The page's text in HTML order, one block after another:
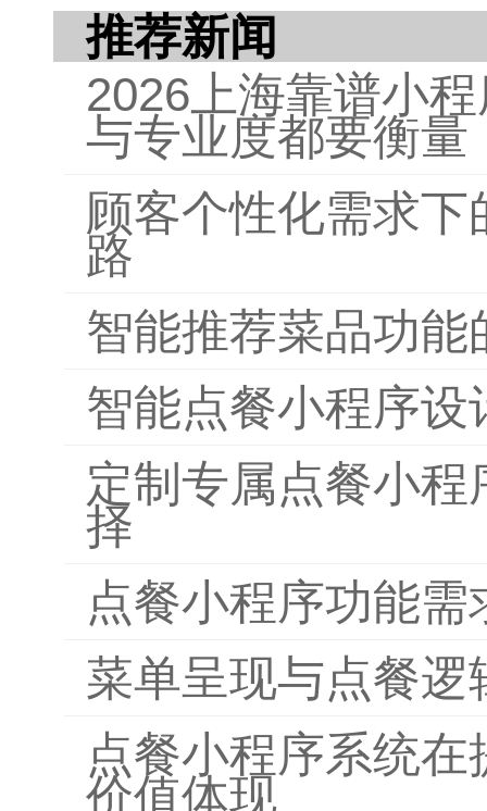
推荐新闻
2026上海靠谱小
与专业度都要衡量
顾客个性化需求
路
智能推荐菜品功
智能点餐小程序设
定制专属点餐小
择
点餐小程序功能
菜单呈现与点餐
点餐小程序系统
价值体现